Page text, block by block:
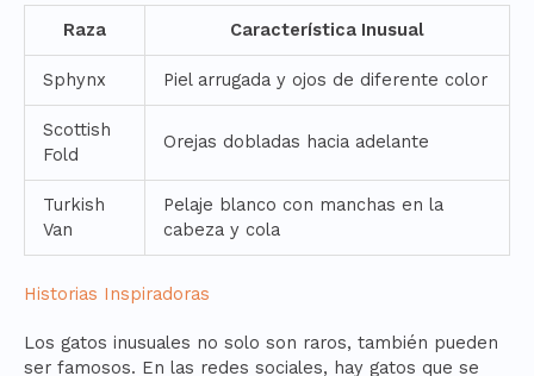
Raza Característica Inusual
Sphynx Piel arrugada y ojos de diferente color
Scottish
Fold
Orejas dobladas hacia adelante
Turkish
Van
Pelaje blanco con manchas en la
cabeza y cola
Historias Inspiradoras
Los gatos inusuales no solo son raros, también pueden
ser famosos. En las redes sociales, hay gatos que se